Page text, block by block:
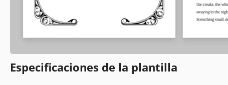
Especificaciones de la plantilla